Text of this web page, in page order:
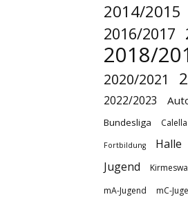
2014/2015
2016/2017
2018/
2020/2021
2022/2023
Bundesliga Calella
Fortbildung Halle
Jugend
mA-Jugend mC-